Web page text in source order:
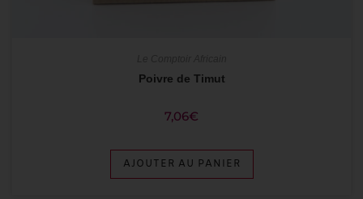
Poivre de Timut
7,06€
AJOUTER AU PANIER